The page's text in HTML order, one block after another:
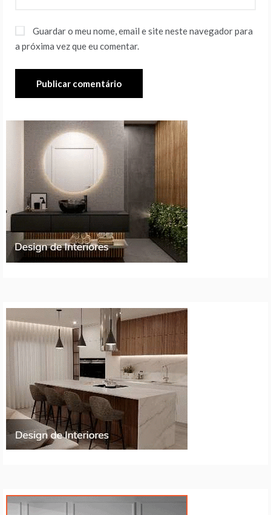
Guardar o meu nome, email e site neste navegador para
a próxima vez que eu comentar.